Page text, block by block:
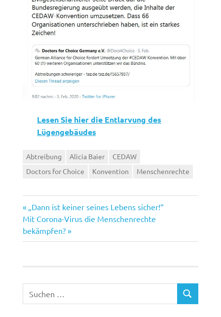
Lesen Sie hier die Entlarvung des
Lügengebäudes
Abtreibung Alicia Baier
CEDAW
Doctors for Choice
Konvention Menschenrechte
Beitragsnavigation
Vorheriger
Beitrag:
„Dann ist keiner seines Lebens sicher!“
Nächster
Beitrag:
Mit Corona-Virus die Menschenrechte
bekämpfen?
nach:
SUCHEN